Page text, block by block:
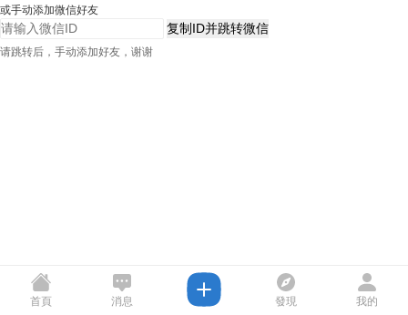
或手动添加微信好友
复制ID并跳转微信
请跳转后，手动添加好友，谢谢
首頁 消息 發現 我的